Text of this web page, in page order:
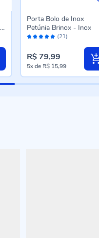
Avaliação: (21)
Porta Bolo de Inox
Petúnia Brinox - Inox
R$ 79,99
5xde R$ 15,99